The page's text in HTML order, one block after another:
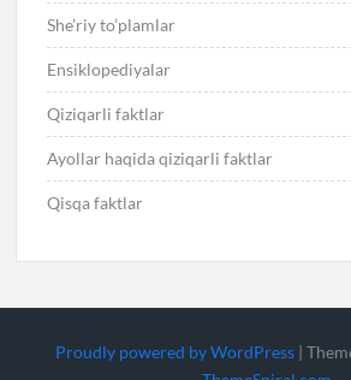
She’riy to’plamlar
Ensiklopediyalar
Qiziqarli faktlar
Ayollar haqida qiziqarli faktlar
Qisqa faktlar
Proudly powered by WordPress |